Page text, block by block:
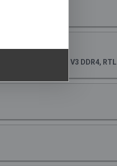
H610M S2H V3 DDR4, RTL